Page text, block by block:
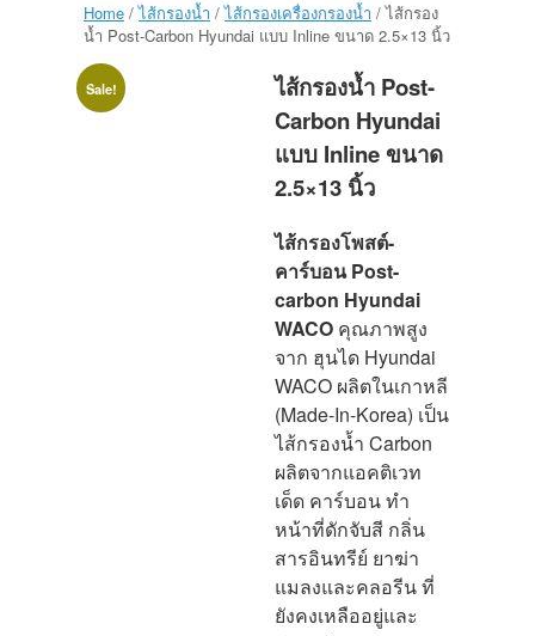
Home /ไส้กรองน้ำ /ไส้กรองเครื่องกรองน้ำ / ไส้กรอง
น้ำ Post-Carbon Hyundai แบบ Inline ขนาด 2.5×13 นิ้ว
Sale!
ไส้กรองน้ำ Post-
Carbon Hyundai
แบบ Inline ขนาด
2.5×13 นิ้ว
ไส้กรองโพสต์-
คาร์บอน Post-
carbon Hyundai
WACO คุณภาพสูง
จาก ฮุนได Hyundai
WACO ผลิตในเกาหลี
(Made-In-Korea) เป็น
ไส้กรองน้ำ Carbon
ผลิตจากแอคติเวท
เด็ด คาร์บอน ทำ
หน้าที่ดักจับสี กลิ่น
สารอินทรีย์ ยาฆ่า
แมลงและคลอรีน ที่
ยังคงเหลืออยู่และ